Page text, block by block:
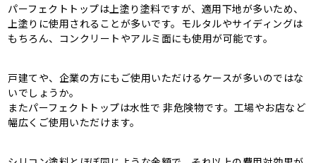
パーフェクトトップは上塗り塗料ですが、適用下地が多いため、
上塗りに使用されることが多いです。モルタルやサイディングは
もちろん、コンクリートやアルミ面にも使用が可能です。
戸建てや、企業の方にもご使用いただけるケースが多いのではな
いでしょうか。
またパーフェクトトップは水性で 非危険物です。工場やお店など
幅広くご使用いただけます。